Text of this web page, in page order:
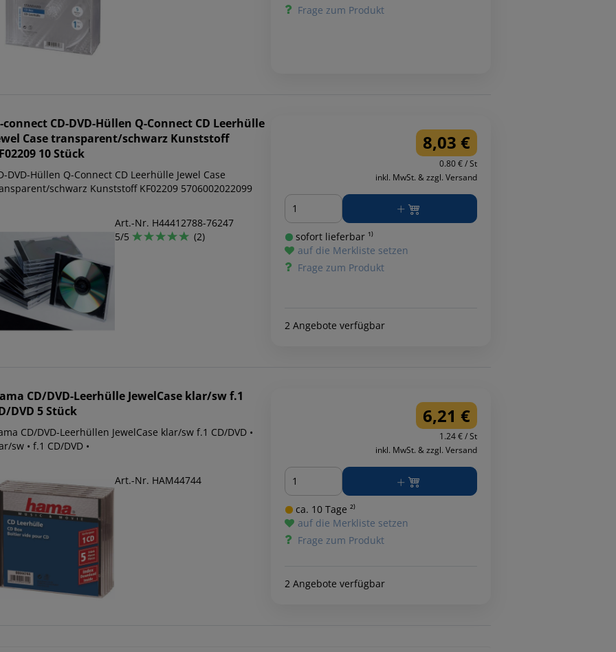
Frage zum Produkt
connect CD-DVD-Hüllen Q-Connect CD Leerhülle
Case transparent/schwarz Kunststoff
10 Stück
DVD-Hüllen Q-Connect CD Leerhülle Jewel Case
schwarz Kunststoff KF02209 5706002022099
Art.-Nr. H44412788-76247
5/5
(2)
8,03 €
0.80 € / St
inkl. MwSt. & zzgl. Versand
Menge
sofort lieferbar ¹⁾
auf die Merkliste setzen
Frage zum Produkt
2 Angebote verfügbar
CD/DVD-Leerhülle JewelCase klar/sw f.1
DVD 5 Stück
CD/DVD-Leerhüllen JewelCase klar/sw f.1 CD/DVD •
sw • f.1 CD/DVD •
Art.-Nr. HAM44744
6,21 €
1.24 € / St
inkl. MwSt. & zzgl. Versand
Menge
ca. 10 Tage ²⁾
auf die Merkliste setzen
Frage zum Produkt
2 Angebote verfügbar